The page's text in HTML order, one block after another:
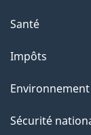
Santé
Impôts
Sécurité